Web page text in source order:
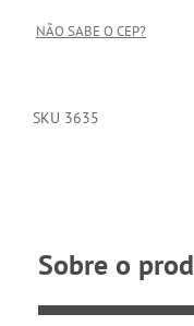
NÃO SABE O CEP?
SKU 3635
Sobre o